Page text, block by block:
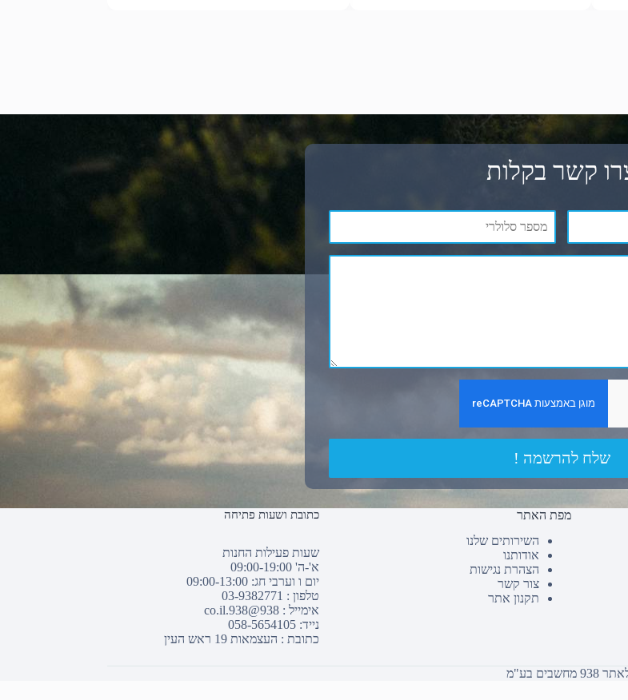
קשר בקלות
שלח להרשמה !
מפת האתר
השירותים שלנו
אודותנו
הצהרת נגישות
צור קשר
תקנון אתר
כתובת ושעות פתיחה
שעות פעילות החנות
א'-ה' 09:00-19:00
יום ו וערבי חג: 09:00-13:00
טלפון : 03-9382771
אימייל : 938@938.co.il
נייד: 058-5654105
כתובת : העצמאות 19 ראש העין
בע"מ